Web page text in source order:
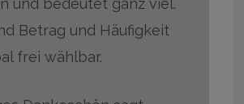
und bedeutet ganz viel.
Betrag und Häufigkeit
frei wählbar.